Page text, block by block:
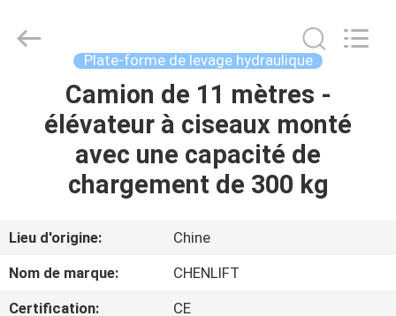
MAISON
À
PROPOS
MACHINERY
Plate-forme de levage hydraulique
Camion de 11 mètres -
élévateur à ciseaux monté
avec une capacité de
chargement de 300 kg
Lieu d'origine:
Chine
Nom de marque:
CHENLIFT
Certification:
CE